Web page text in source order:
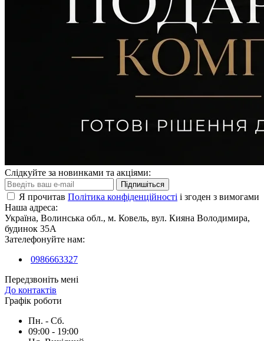
Слідкуйте за новинками та акціями:
Підпишіться
Я прочитав Політика конфіденційності і згоден з вимогами
Наша адреса:
Україна, Волинська обл., м. Ковель, вул. Кияна Володимира,
будинок 35А
Зателефонуйте нам:
0986663327
Передзвоніть мені
До контактів
Графік роботи
Пн. - Сб.
09:00 - 19:00